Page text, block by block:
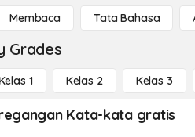
Membaca Tata Bahasa
Grades
1 Kelas 2 Kelas 3
Kata-kata gratis